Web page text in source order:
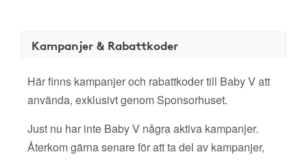
Kampanjer & Rabattkoder
Här finns kampanjer och rabattkoder till Baby V att
använda, exklusivt genom Sponsorhuset.
Just nu har inte Baby V några aktiva kampanjer.
Återkom gärna senare för att ta del av kampanjer,